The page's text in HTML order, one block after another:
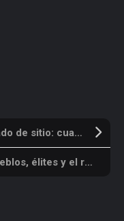
Del desgaste económico al estado de sitio: cuando la mala gestión termina en deuda y confrontación
Latinoamérica en disputa: pueblos, élites y el regreso de la batalla ideológica